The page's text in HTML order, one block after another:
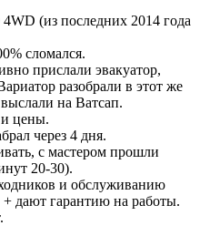
(из последних 2014 года
сломался.
прислали эвакуатор,
разобрали в этот же
на Ватсап.
и цены.
через 4 дня.
с мастером прошли
20-30).
и обслуживанию
дают гарантию на работы.